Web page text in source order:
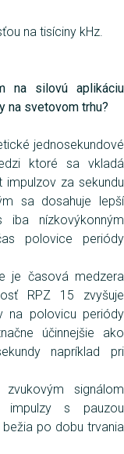
na tisíciny kHz.
na silovú aplikáciu
na svetovom trhu?
jednosekundové
ktoré sa vkladá
impulzov za sekundu
sa dosahuje lepší
nízkovýkonným
polovice periódy
je časová medzera
RPZ 15 zvyšuje
na polovicu periódy
účinnejšie ako
napríklad pri
signálom
impulzy s pauzou
po dobu trvania